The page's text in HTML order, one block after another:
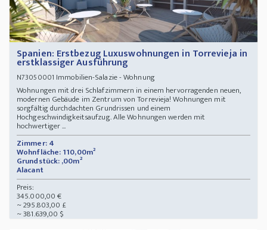
Spanien: Erstbezug Luxuswohnungen in Torrevieja in
erstklassiger Ausführung
N73050001 Immobilien-Salazie - Wohnung
Wohnungen mit drei Schlafzimmern in einem hervorragenden neuen,
modernen Gebäude im Zentrum von Torrevieja! Wohnungen mit
sorgfältig durchdachten Grundrissen und einem
Hochgeschwindigkeitsaufzug. Alle Wohnungen werden mit
hochwertiger ...
Zimmer: 4
Wohnfläche: 110,00m²
Grundstück: ,00m²
Alacant
Preis:
345.000,00 €
~ 295.803,00 £
~ 381.639,00 $